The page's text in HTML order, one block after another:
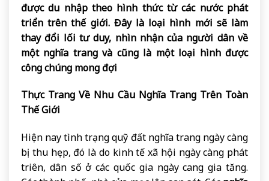
được du nhập theo hình thức từ các nước phát
triển trên thế giới. Đây là loại hình mới sẽ làm
thay đổi lối tư duy, nhìn nhận của người dân về
một nghĩa trang và cũng là một loại hình được
công chúng mong đợi
Thực Trang Về Nhu Cầu Nghĩa Trang Trên Toàn
Thế Giới
Hiện nay tình trạng quỹ đất nghĩa trang ngày càng
bị thu hẹp, đó là do kinh tế xã hội ngày càng phát
triên, dân số ở các quốc gia ngày cang gia tăng.